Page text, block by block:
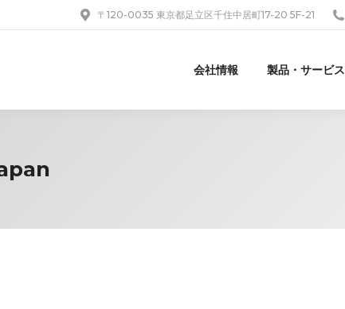
〒120-0035 東京都足立区千住中居町17-20 5F-21
会社情報 製品・サービス